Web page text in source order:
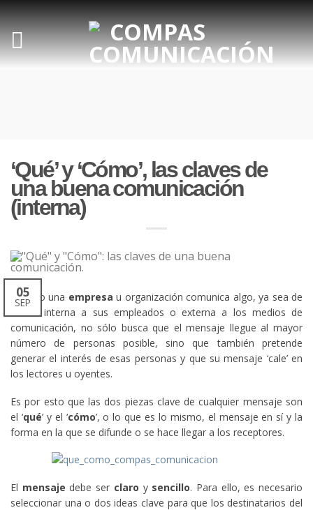
‘Qué’ y ‘Cómo’, las claves de
una buena comunicación
(interna)
05
SEP
Cuando una empresa u organización comunica algo, ya sea de
forma interna a sus empleados o externa a los medios de
comunicación, no sólo busca que el mensaje llegue al mayor
número de personas posible, sino que también pretende
generar el interés de esas personas y que su mensaje ‘cale’ en
los lectores u oyentes.
Es por esto que las dos piezas clave de cualquier mensaje son
el ‘qué’ y el ‘cómo’, o lo que es lo mismo, el mensaje en sí y la
forma en la que se difunde o se hace llegar a los receptores.
El mensaje debe ser claro y sencillo. Para ello, es necesario
seleccionar una o dos ideas clave para que los destinatarios del